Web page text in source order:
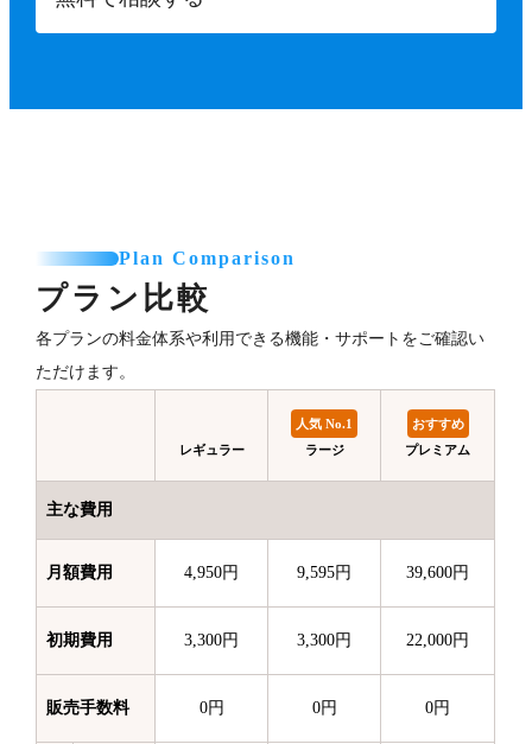
Plan Comparison
プラン比較
各プランの料金体系や利用できる機能・サポートをご確認い
ただけます。
レギュラー
人気 No.1
ラージ
おすすめ
プレミアム
主な費用
月額費用 4,950円 9,595円 39,600円
初期費用 3,300円 3,300円 22,000円
販売手数料 0円 0円 0円